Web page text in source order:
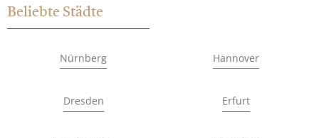
Beliebte Städte
Nürnberg Hannover
Dresden Erfurt